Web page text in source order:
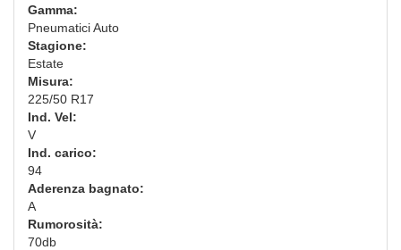
Gamma:
Pneumatici Auto
Stagione:
Estate
Misura:
225/50 R17
Ind. Vel:
V
Ind. carico:
94
Aderenza bagnato:
A
Rumorosità:
70db